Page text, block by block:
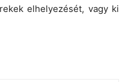
elhelyezését, vagy ki